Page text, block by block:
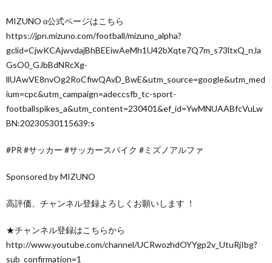
MIZUNO α公式ページはこちら
https://jpn.mizuno.com/football/mizuno_alpha?
gclid=CjwKCAjwvdajBhBEEiwAeMh1U42bXqte7Q7m_s73ltxQ_nJa
GsO0_GJbBdNRcXg-
llUAwVE8nvOg2RoCfiwQAvD_BwE&utm_source=google&utm_med
ium=cpc&utm_campaign=adeccsfb_tc-sport-
footballspikes_a&utm_content=230401&ef_id=YwMNUAABfcVuLw
BN:20230530115639:s
#PR #サッカー #サッカースパイク #ミズノアルファ
Sponsored by MIZUNO
高評価、チャンネル登録よろしくお願いします ！
★チャンネル登録はこちらから
http://www.youtube.com/channel/UCRwozhdOYYgp2v_UtuRjIbg?
sub_confirmation=1